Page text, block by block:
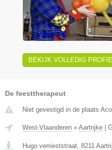
BEKIJK VOLLEDIG
De feesttherapeut
Niet gevestigd in de plaats
West-Vlaanderen » Aartrijke |
Hugo verrieststraat 8211